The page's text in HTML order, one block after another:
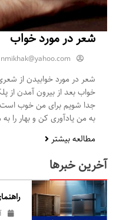
شعر در مورد خواب
شعر در مورد خوابیدن از
خواب بعد از بیرون آمدن
جدا شویم برای من خوب است
به من یادآوری کن و بهار را
مطالعه بیشتر
آخرین خبرها